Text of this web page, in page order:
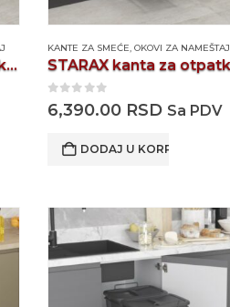
STARAX kanta za otpatke S2573A
KANTE ZA SMEĆE ,OKOVI ZA NAMEŠTAJ
0out of 5
6,390.00 RSD Sa PDV
DODAJ U KORPU